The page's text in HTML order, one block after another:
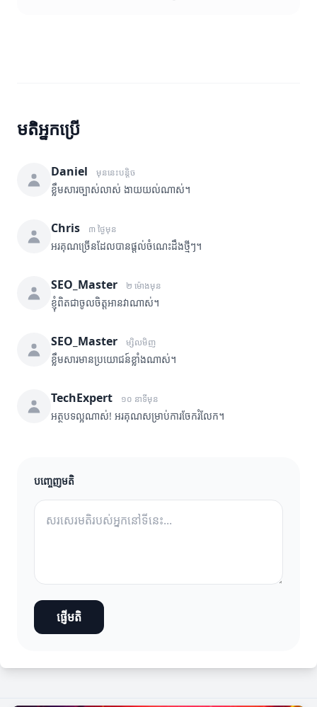
មតិអ្នកប្រើ
Daniel មុននេះបន្តិច
ខ្លឹមសារច្បាស់លាស់ ងាយយល់ណាស់។
Chris ៣ ថ្ងៃមុន
អរគុណច្រើនដែលបានផ្តល់ចំណេះដឹងថ្មីៗ។
SEO_Master ២ ម៉ោងមុន
ខ្ញុំពិតជាចូលចិត្តអានវាណាស់។
SEO_Master ម្សិលមិញ
ខ្លឹមសារមានប្រយោជន៍ខ្លាំងណាស់។
TechExpert ១០ នាទីមុន
អត្ថបទល្អណាស់! អរគុណសម្រាប់ការចែករំលែក។
បញ្ចេញមតិ
ផ្ញើមតិ